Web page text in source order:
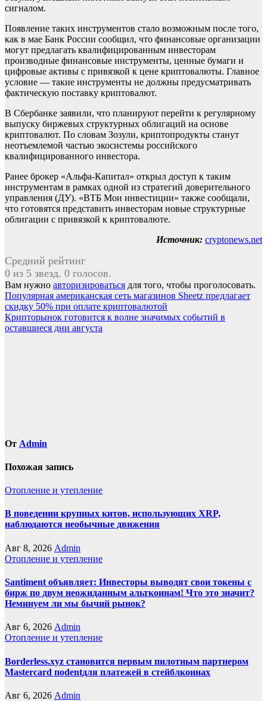
сигналом.
Появление таких инструментов стало возможным после того,
как в мае Банк России сообщил, что финансовые организации
могут предлагать квалифицированным инвесторам
производные финансовые инструменты, ценные бумаги и
цифровые активы с привязкой к цене криптовалюты. Главное
условие — такие инструменты не должны предусматривать
фактическую поставку криптовалют.
В Сбербанке заявили, что планируют перейти к регулярному
выпуску биржевых структурных облигаций на основе
криптовалют. По словам Зозули, криптопродукты станут
неотъемлемой частью экосистемы российского
квалифицированного инвестора.
Ранее брокер «Альфа-Капитал» открыл доступ к таким
инструментам в рамках одной из стратегий доверительного
управления (ДУ). «ВТБ Мои инвестиции» также сообщали,
что готовятся представить инвесторам новые структурные
облигации с привязкой к криптовалюте.
Источник: cryptonews.net
Средний рейтинг
0 из 5 звезд. 0 голосов.
Вам нужно авторизироваться для того, чтобы проголосовать.
Навигация
по
записям
Популярная американская сеть магазинов Sheetz предлагает
скидку 50% при оплате криптовалютой
Крипторынок готовится к волне значимых событий в
оставшиеся дни августа
От Admin
Похожая запись
Отопление и утепление
В поведении крупных китов, использующих XRP,
наблюдаются необычные движения
Авг 8, 2026 Admin
Отопление и утепление
Santiment объявляет: Инвесторы выводят свои токены с
бирж по двум неожиданным альткоинам! Что это значит?
Неминуем ли мы бычий рынок?
Авг 6, 2026 Admin
Отопление и утепление
Borderless.xyz становится первым пилотным партнером
Mastercard поdentдля платежей в стейблкоинах
Авг 6, 2026 Admin